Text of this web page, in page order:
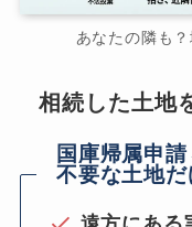
あなたの隣も
相続した土地
国庫帰属申
不要な土地だ